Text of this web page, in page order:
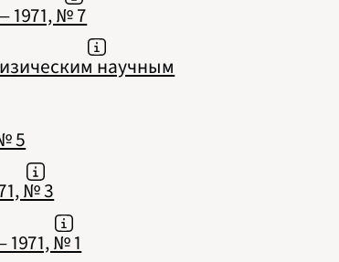
№ 7
научным
5
№ 3
№ 1